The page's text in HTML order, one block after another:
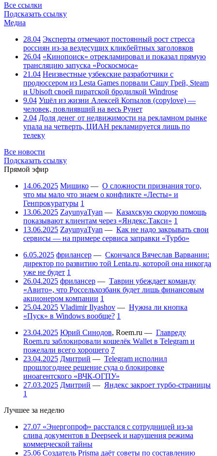
Все ссылки
Подсказать ссылку
Медиа
28.04 Эксперты отмечают постоянный рост стресса
россиян из-за вездесущих кликбейтных заголовков
26.04 «Кинопоиск» отрекламировал и показал прямую
трансляцию запуска «Роскосмоса»
21.04 Неизвестные узбекские разработчики с
продюссером из Lesta Games порвали Сашу Грей, Steam
и Ubisoft своей пиратской бродилкой Windrose
9.04 Ушёл из жизни Алексей Копылов (copylove) —
человек, повлиявший на весь Рунет
2.04 Доля денег от недвижимости на рекламном рынке
упала на четверть, ЦИАН рекламируется лишь по
телеку
Все новости
Подсказать ссылку
Прямой эфир
14.06.2025 Мишико — О сложности признания того,
что мы мало что знаем о конфликте «Лесты» и
Генпрокуратуры 1
13.06.2025 ZayunyaTyan — Казахскую скорую помощь
показывают клиентам через «Яндекс.Такси» 1
13.06.2025 ZayunyaTyan — Как не надо закрывать свои
сервисы — на примере сервиса заправки «Турбо»
6.05.2025 фрилансер — Скончался Вячеслав Варванин:
директор по развитию той Lenta.ru, которой она никогда
уже не будет 1
26.04.2025 фрилансер — Таврин убеждает команду
«Авито», что Россельхозбанк будет лишь финансовым
акционером компании 1
25.04.2025 Vladimir Ilyashov — Нужна ли кнопка
«Пуск» в Windows вообще? 1
23.04.2025 Юрий Синодов, Roem.ru — Главреду
Roem.ru заблокировали кошелёк Wallet в Telegram и
пожелали всего хорошего 7
23.04.2025 Дмитрий — Telegram исполнил
прошлогоднее решение суда о блокировке
иноагентского «ВЧК-ОГПУ»
27.03.2025 Дмитрий — Яндекс закроет турбо-страницы
1
Лучшее за неделю
27.07 «Энергопроф» расстался с сотрудницей из-за
слива документов в Deepseek и нарушения режима
коммерческой тайны
25.06 Создатель Prisma даёт советы по составлению